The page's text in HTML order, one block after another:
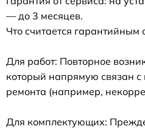
— до 3 месяцев.
Что считается гарантийным
Для работ: Повторное
который напрямую связан с
ремонта (например,
Для комплектующих: